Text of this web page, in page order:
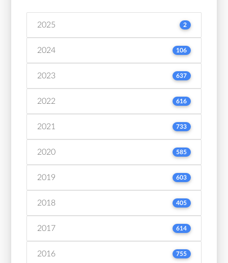
2025 2
2024 106
2023 637
2022 616
2021 733
2020 585
2019 603
2018 405
2017 614
2016 755